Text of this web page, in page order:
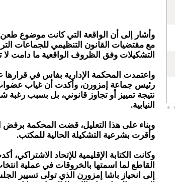
وأشار إلى أن الواقعة التي كانت موضوع طعن
مع مقتضيات القانون التنظيمي للجماعات
التشكيلات وفق الظروف الواقعية ما دامت لا
واعتمدت المحكمة الإدارية بفاس في
رئيس جماعة إمزورن، وأكدت أن غياب
نتيجة تمييز أو تجاوز قانوني، بل بسبب
النيابية.
وبناء على هذا التعليل، قضت المحكمة برفض
وأقرت بشرعية التشكيلة الحالية للمكتب.
وكانت الكتابة الإقليمية للإتحاد
القاطع لما اسمتها بالخروقات في عملية
إلى انحياز باشا إمزورن الذي تولى تسيير